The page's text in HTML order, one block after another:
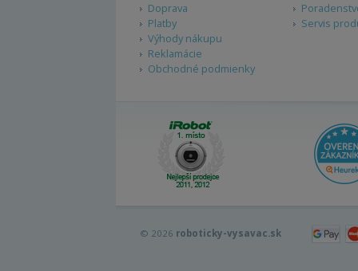
Doprava
Platby
Výhody nákupu
Reklamácie
Obchodné podmienky
Servis
© 2026 roboticky-vysavac.sk